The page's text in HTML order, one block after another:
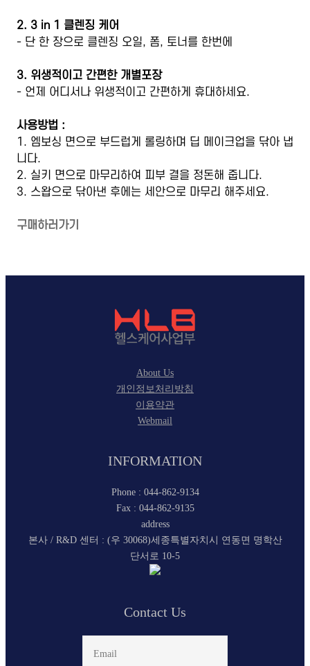
2. 3 in 1 클렌징 케어
- 단 한 장으로 클렌징 오일, 폼, 토너를 한번에
3. 위생적이고 간편한 개별포장
- 언제 어디서나 위생적이고 간편하게 휴대하세요.
사용방법 :
1. 엠보싱 면으로 부드럽게 롤링하며 딥 메이크업을 닦아 냅
니다.
2. 실키 면으로 마무리하여 피부 결을 정돈해 줍니다.
3. 스왑으로 닦아낸 후에는 세안으로 마무리 해주세요.
구매하러가기
About Us
개인정보처리방침
이용약관
Webmail
INFORMATION
Phone : 044-862-9134
Fax : 044-862-9135
address
본사 / R&D 센터 : (우 30068)세종특별자치시 연동면 명학산
단서로 10-5
Contact Us